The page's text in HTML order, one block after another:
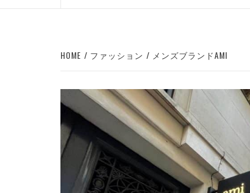
HOME ファッション メンズブランドAMI